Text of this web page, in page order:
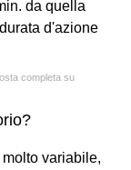
da quella
d'azione
completa su
molto variabile,